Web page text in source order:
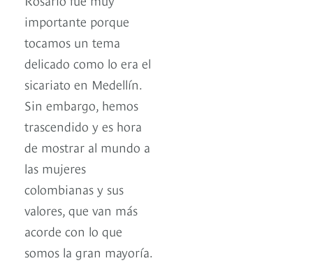
importante porque
tocamos un tema
delicado como lo era el
sicariato en Medellín.
Sin embargo, hemos
trascendido y es hora
de mostrar al mundo a
las mujeres
colombianas y sus
valores, que van más
acorde con lo que
somos la gran mayoría.